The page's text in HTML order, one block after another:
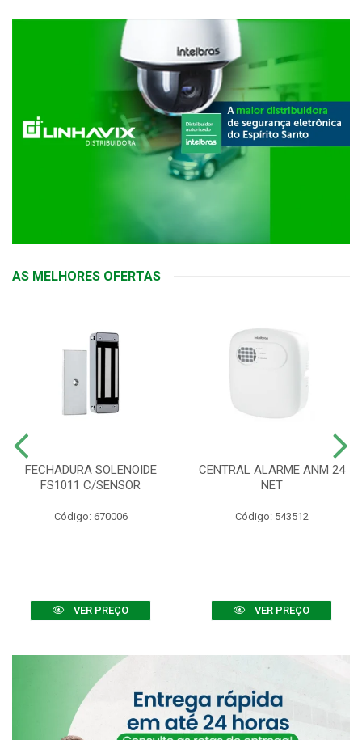
AS MELHORES OFERTAS
FECHADURA SOLENOIDE
FS1011 C/SENSOR
Código: 670006
VER PREÇO
CENTRAL ALARME ANM 24
NET
Código: 543512
VER PREÇO